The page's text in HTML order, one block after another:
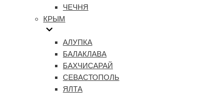
ЧЕЧНЯ
КРЫМ
АЛУПКА
БАЛАКЛАВА
БАХЧИСАРАЙ
СЕВАСТОПОЛЬ
ЯЛТА